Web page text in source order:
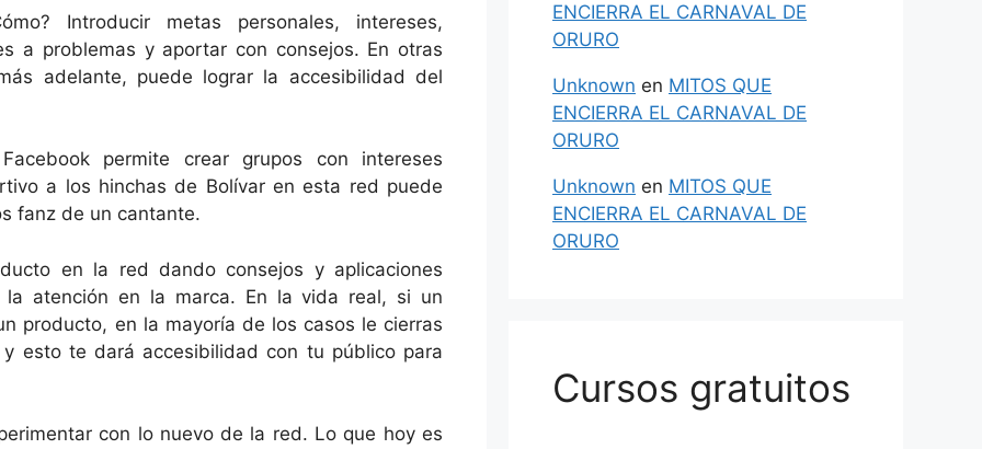
Introducir metas personales, intereses,
a problemas y aportar con consejos. En otras
adelante, puede lograr la accesibilidad del
permite crear grupos con intereses
a los hinchas de Bolívar en esta red puede
fanz de un cantante.
en la red dando consejos y aplicaciones
la atención en la marca. En la vida real, si un
producto, en la mayoría de los casos le cierras
esto te dará accesibilidad con tu público para
con lo nuevo de la red. Lo que hoy es
ENCIERRA EL CARNAVAL DE
ORURO
Unknown en MITOS QUE
ENCIERRA EL CARNAVAL DE
ORURO
Unknown en MITOS QUE
ENCIERRA EL CARNAVAL DE
ORURO
Cursos gratuitos